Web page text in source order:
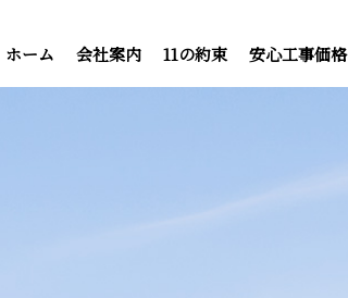
ホーム 会社案内 11の約束 安心工事価格